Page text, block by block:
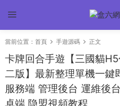
當前位置： 首頁 手遊源碼 正文
卡牌回合手遊【三國貓
二版】最新整理單機一
服務端 管理後台 運維後
卓端 隐盟視頻教程